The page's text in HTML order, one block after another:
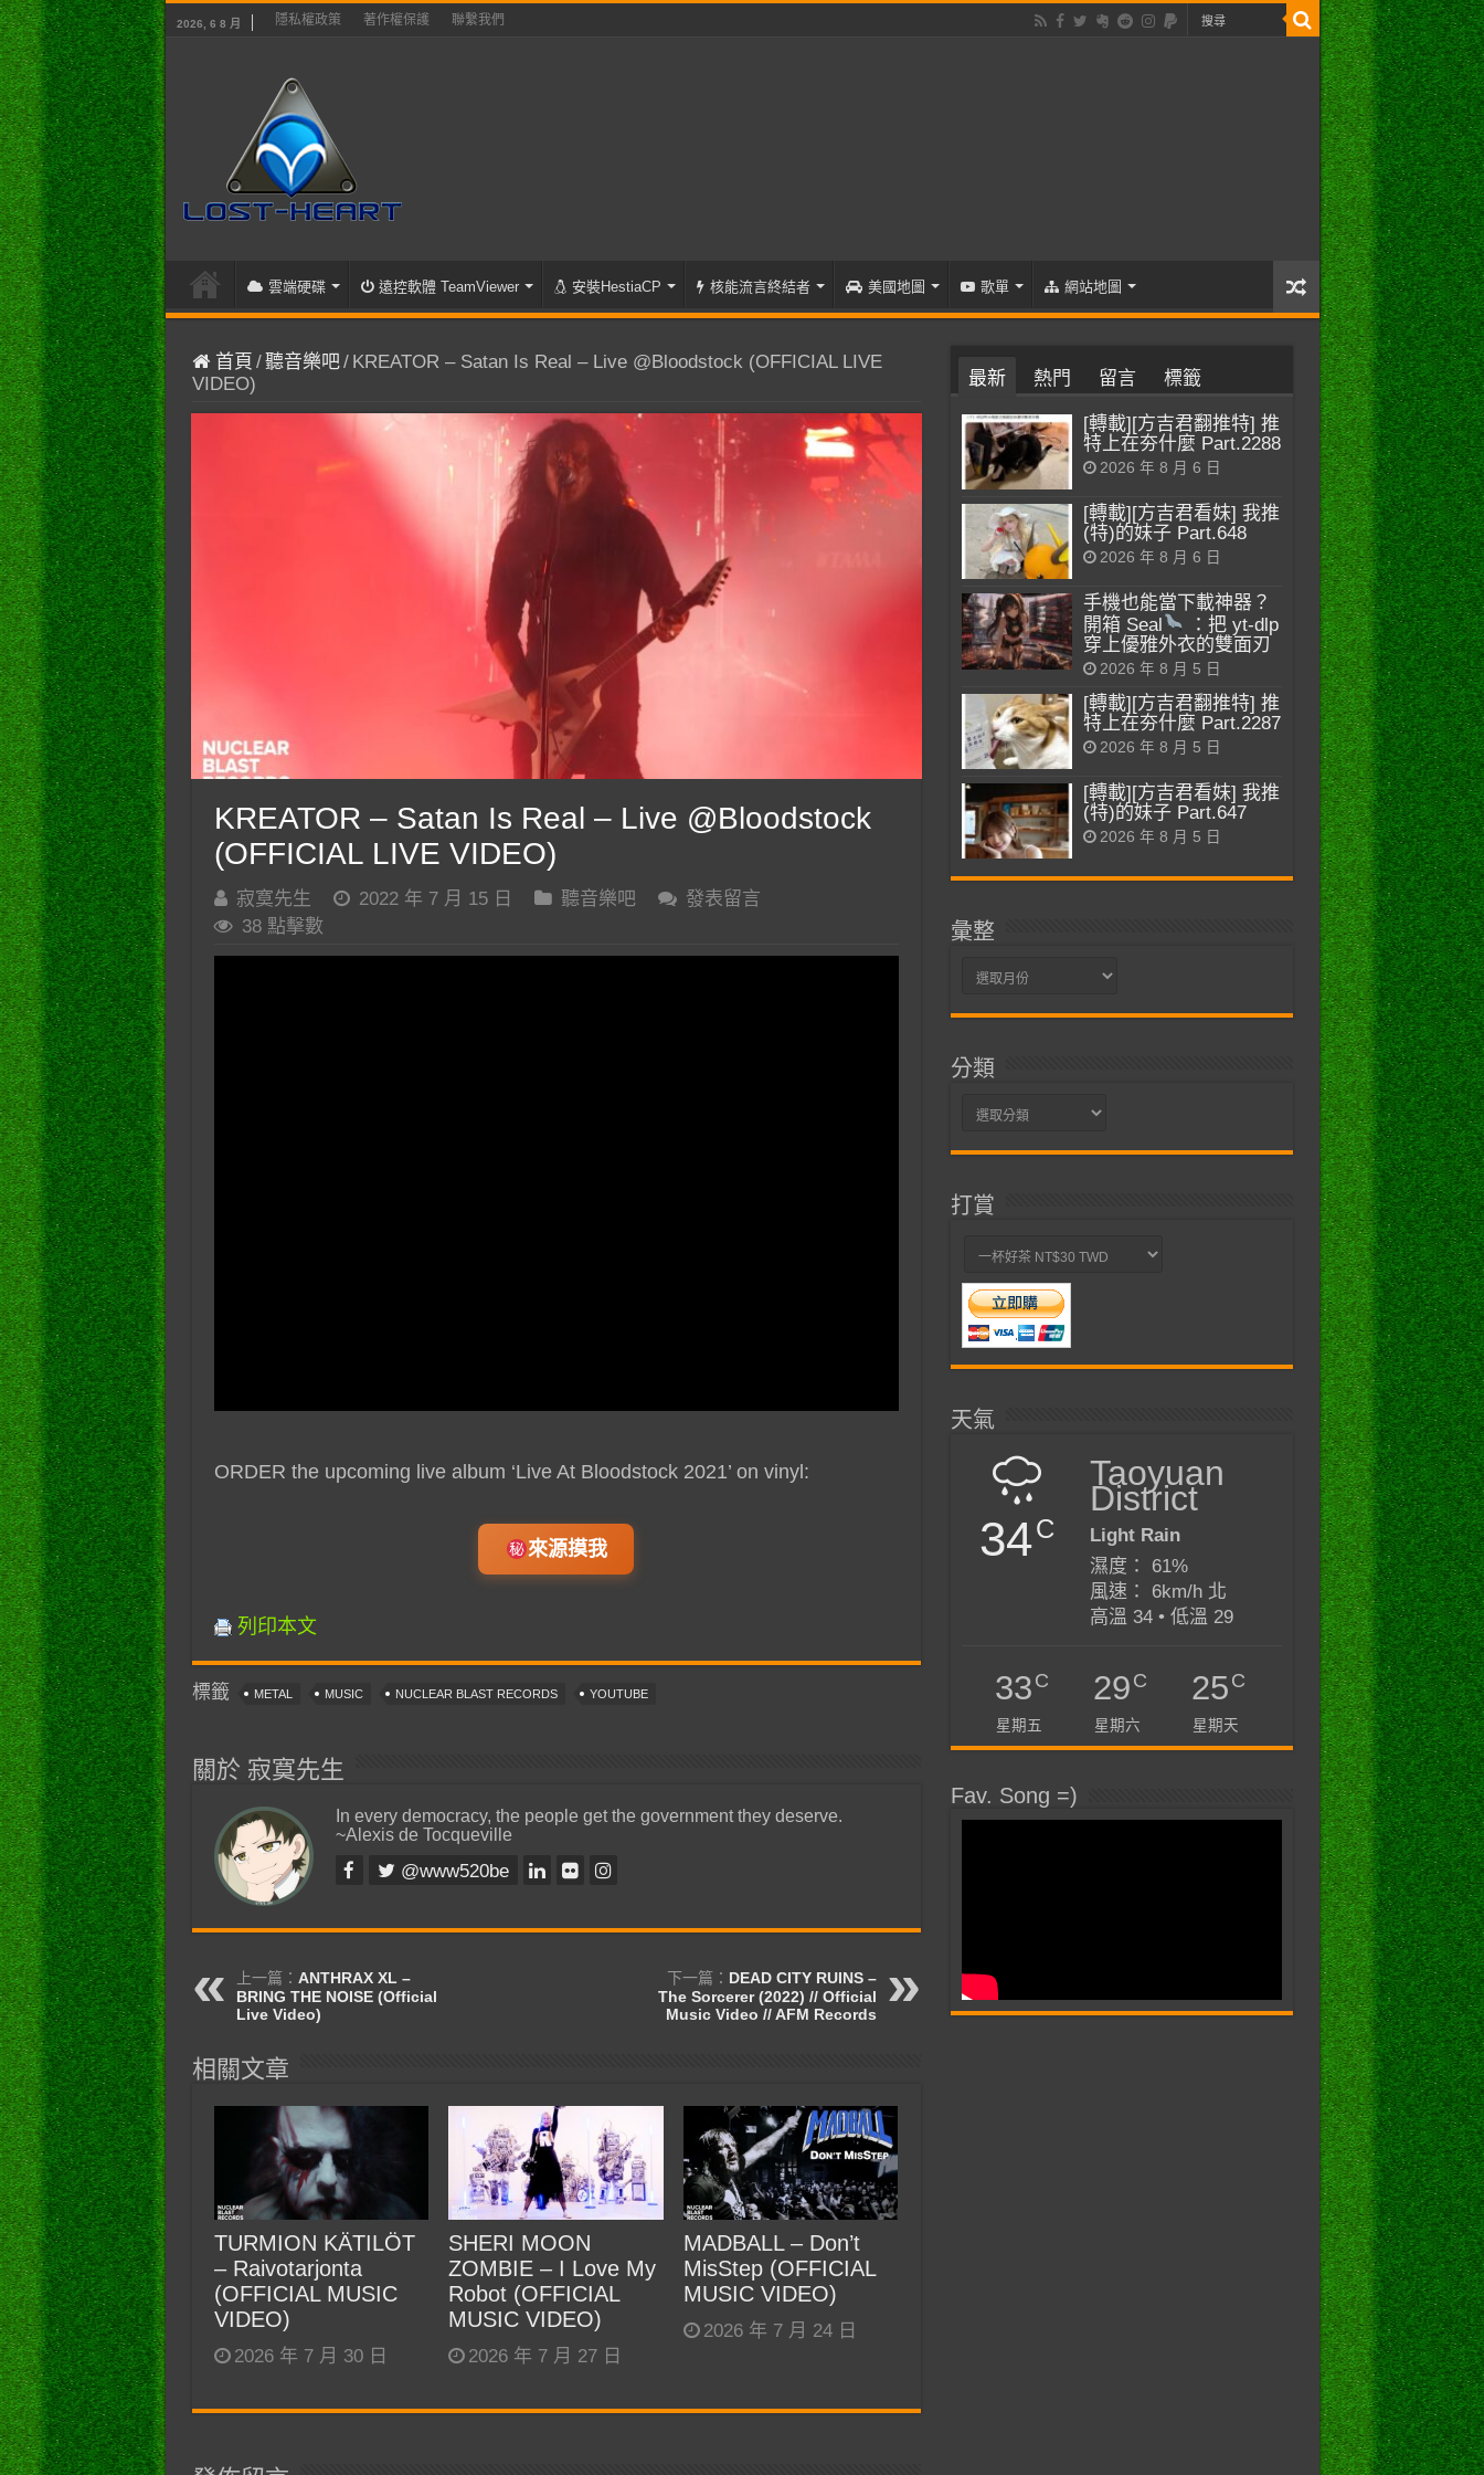
2026, 6 8 月 隱私權政策 著作權保護 聯繫我們
雲端硬碟 遠控軟體 TeamViewer 安裝HestiaCP 核能流言終結者 美國地圖 歌單 網站地圖
首頁 /聽音樂吧/ KREATOR – Satan Is Real – Live @Bloodstock (OFFICIAL LIVE
VIDEO)
KREATOR – Satan Is Real – Live @Bloodstock
(OFFICIAL LIVE VIDEO)
寂寞先生 2022 年 7 月 15 日 聽音樂吧
發表留言
38 點擊數
ORDER the upcoming live album ‘Live At Bloodstock 2021’ on vinyl:
來源摸我
列印本文
標籤 METAL MUSIC NUCLEAR BLAST RECORDS YOUTUBE
關於 寂寞先生
In every democracy, the people get the government they deserve.
~Alexis de Tocqueville
@www520be
上一篇： ANTHRAX XL –
BRING THE NOISE (Official
Live Video)
下一篇： DEAD CITY RUINS –
The Sorcerer (2022) // Official
Music Video // AFM Records
相關文章
TURMION KÄTILÖT
– Raivotarjonta
(OFFICIAL MUSIC
VIDEO)
2026 年 7 月 30 日
SHERI MOON
ZOMBIE – I Love My
Robot (OFFICIAL
MUSIC VIDEO)
2026 年 7 月 27 日
MADBALL – Don’t
MisStep (OFFICIAL
MUSIC VIDEO)
2026 年 7 月 24 日
最新 熱門 留言 標籤
[轉載][方吉君翻推特] 推
特上在夯什麼 Part.2288
2026 年 8 月 6 日
[轉載][方吉君看妹] 我推
(特)的妹子 Part.648
2026 年 8 月 6 日
手機也能當下載神器？
開箱 Seal
：把 yt-dlp
穿上優雅外衣的雙面刃
2026 年 8 月 5 日
[轉載][方吉君翻推特] 推
特上在夯什麼 Part.2287
2026 年 8 月 5 日
[轉載][方吉君看妹] 我推
(特)的妹子 Part.647
2026 年 8 月 5 日
彙整
彙
分類
分
打賞
天氣
34C
Taoyuan
District
Light Rain
濕度： 61%
風速： 6km/h 北
高溫 34 • 低溫 29
33C
星期五
29C
星期六
25C
星期天
Fav. Song =)